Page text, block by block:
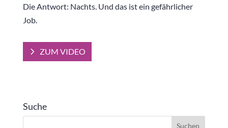
Die Antwort: Nachts. Und das ist ein gefährlicher
Job.
ZUM VIDEO
Suche